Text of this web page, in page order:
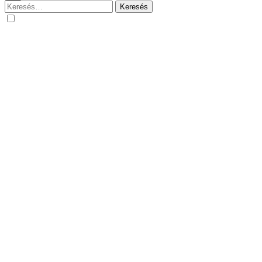
Keresés: